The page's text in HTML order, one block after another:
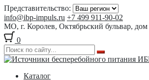
Представительство:
info@ibp-impuls.ru +7 499 911-90-02
МО, г. Королев, Октябрьский бульвар,
0
Перейти
навигации
Перейти
содержимому
Каталог